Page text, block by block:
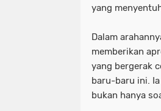
yang
Dalam
memberikan
yang bergerak
baru-baru ini.
bukan hanya